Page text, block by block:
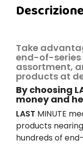
Descrizione
Take
end-of-series
assortment,
products at
By choosing
money and
LAST MINUTE
products
hundreds of